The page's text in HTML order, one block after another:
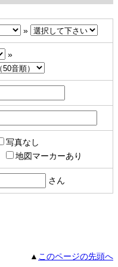
»
»
写真なし
地図マーカーあり
さん
▲ このページの先頭へ